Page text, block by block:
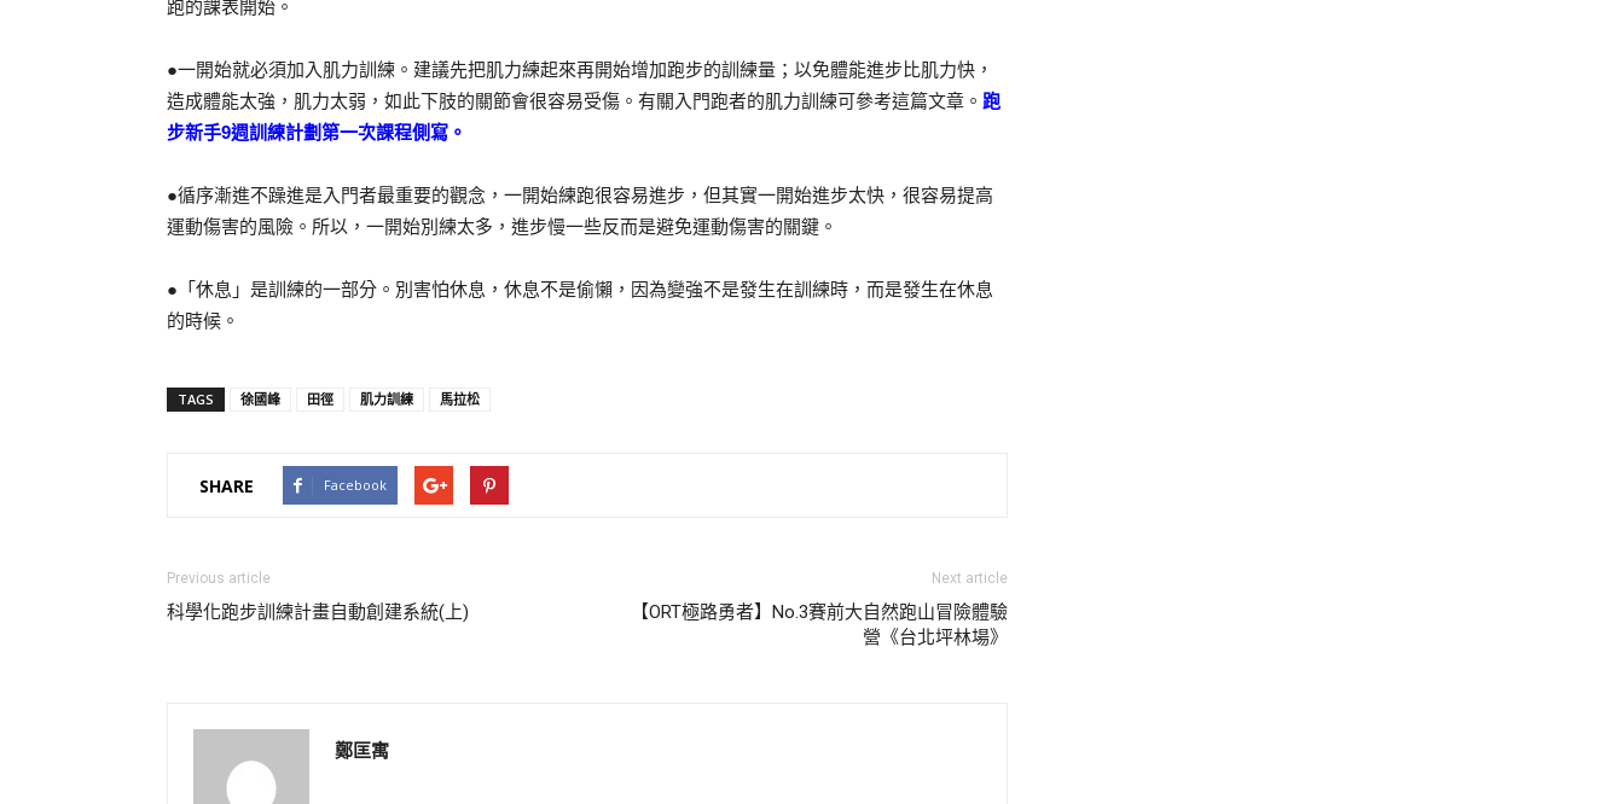
跑的課表開始。
●一開始就必須加入肌力訓練。建議先把肌力練起來再開始增加跑步的訓練量；以免體能進步比肌力快，
造成體能太強，肌力太弱，如此下肢的關節會很容易受傷。有關入門跑者的肌力訓練可參考這篇文章。 跑
步新手9週訓練計劃第一次課程側寫。
●循序漸進不躁進是入門者最重要的觀念，一開始練跑很容易進步，但其實一開始進步太快，很容易提高
運動傷害的風險。所以，一開始別練太多，進步慢一些反而是避免運動傷害的關鍵。
●「休息」是訓練的一部分。別害怕休息，休息不是偷懶，因為變強不是發生在訓練時，而是發生在休息
的時候。
TAGS 徐國峰 田徑 肌力訓練 馬拉松
SHARE Facebook
Previous article
科學化跑步訓練計畫自動創建系統(上)
Next article
【ORT極路勇者】No.3賽前大自然跑山冒險體驗
營《台北坪林場》
鄭匡寓